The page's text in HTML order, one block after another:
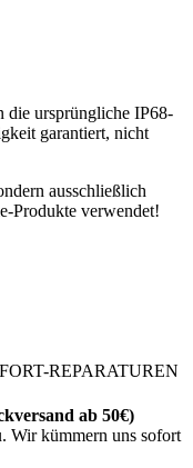
die ursprüngliche IP68-
garantiert, nicht
ausschließlich
Produkte verwendet!
REPARATUREN
ab 50€)
Wir kümmern uns sofort